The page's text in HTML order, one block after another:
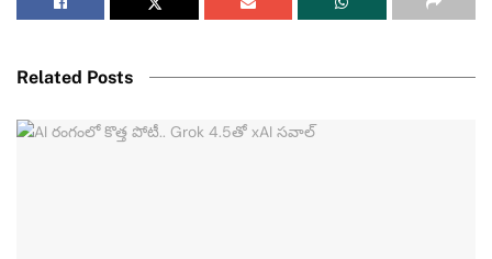
Related Posts